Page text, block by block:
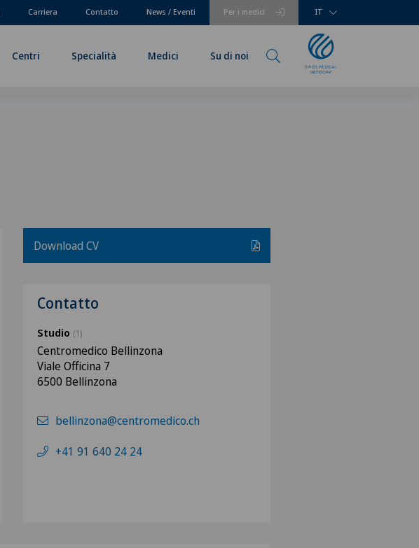
Per i medici
Carriera Contatto News / Eventi IT
Centri Specialità Medici Su di noi
Download CV
Contatto
Studio (1)
Centromedico Bellinzona
Viale Officina 7
6500 Bellinzona
bellinzona@centromedico.ch
+41 91 640 24 24